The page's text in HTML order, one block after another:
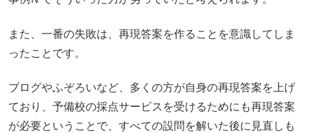
また、一番の失敗は、再現答案を作ることを意識してしま
ったことです。
ブログやふぞろいなど、多くの方が自身の再現答案を上げ
ており、予備校の採点サービスを受けるためにも再現答案
が必要ということで、すべての設問を解いた後に見直しも